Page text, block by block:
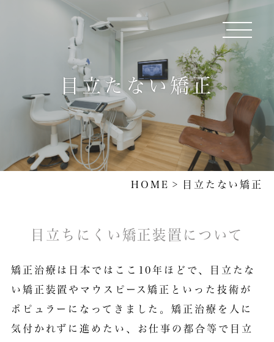
目立たない矯正
HOME 目立たない矯正
目立ちにくい矯正装置について
矯正治療は日本ではここ10年ほどで、目立たな
い矯正装置やマウスピース矯正といった技術が
ポピュラーになってきました。矯正治療を人に
気付かれずに進めたい、お仕事の都合等で目立